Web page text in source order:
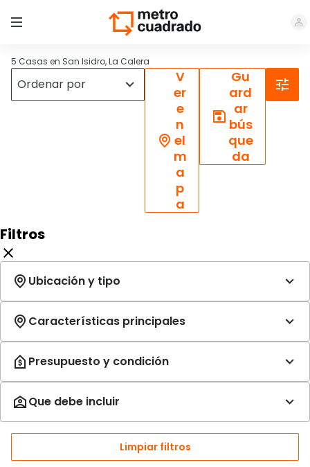
5 Casas en San Isidro, La Calera
V
er
e
n
el
m
a
p
a
Gu
ard
ar
bús
que
da
Filtros
Limpiar filtros